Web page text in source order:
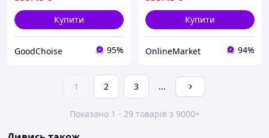
Купити
GoodChoise 95%
Купити
OnlineMarket 94%
1 2 3 ...
Показано 1 - 29 товарів з 9000+